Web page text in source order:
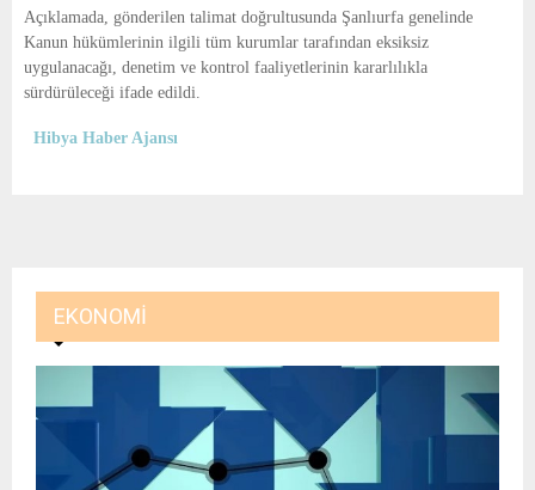
Açıklamada, gönderilen talimat doğrultusunda Şanlıurfa genelinde
Kanun hükümlerinin ilgili tüm kurumlar tarafından eksiksiz
uygulanacağı, denetim ve kontrol faaliyetlerinin kararlılıkla
sürdürüleceği ifade edildi.
Hibya Haber Ajansı
EKONOMI